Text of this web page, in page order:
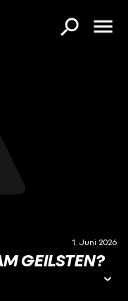
1. Juni 2026
GEILSTEN?